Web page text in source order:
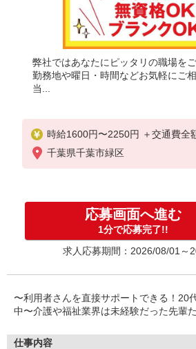
弊社ではあなたにピッタリの職場を
勤務地や曜日・時間などお気軽にご
当...
時給1600円〜2250円 ＋交通費全
含む）■日払い/週払いOK！
千葉県千葉市緑区
応募画面へ進む
1分で応募完了!!
求人応募期間：2026/08/01～
〜利用者さんを直接サポートできる！20
中〜介護や福祉業界は未経験だった先輩
仕事内容